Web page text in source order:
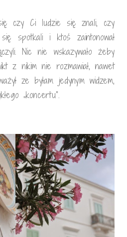
się czy Ci ludzie się znali, czy
spotkali i ktoś zaintonował
Nic nie wskazywało żeby
z nikim nie rozmawiał, nawet
ze byłam jedynym widzem,
„koncertu”.